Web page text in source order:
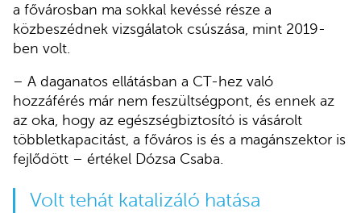
a fővárosban ma sokkal kevéssé része a
közbeszédnek vizsgálatok csúszása, mint 2019-
ben volt.
– A daganatos ellátásban a CT-hez való
hozzáférés már nem feszültségpont, és ennek az
az oka, hogy az egészségbiztosító is vásárolt
többletkapacitást, a főváros is és a magánszektor is
fejlődött – értékel Dózsa Csaba.
Volt tehát katalizáló hatása